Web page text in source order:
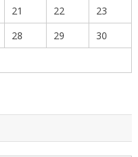
21 22
23
28 29
30